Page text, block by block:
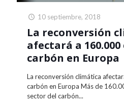
10 septiembre, 2018
La reconversión
afectará a
carbón en Europa
La reconversión climática
carbón en Europa Más de
sector del carbón...